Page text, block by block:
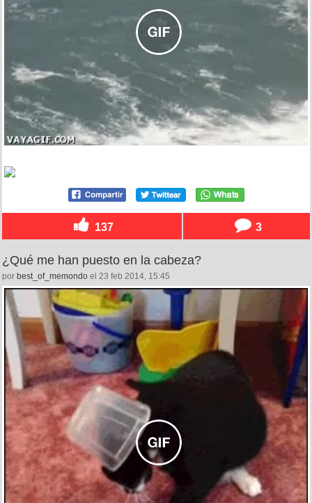
137 3
¿Qué me han puesto en la cabeza?
por best_of_memondo el 23 feb 2014, 15:45